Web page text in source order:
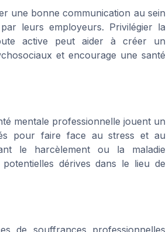
une bonne communication au sein
leurs employeurs. Privilégier la
active peut aider à créer un
et encourage une santé
mentale professionnelle jouent un
pour faire face au stress et au
le harcèlement ou la maladie
dérives dans le lieu de